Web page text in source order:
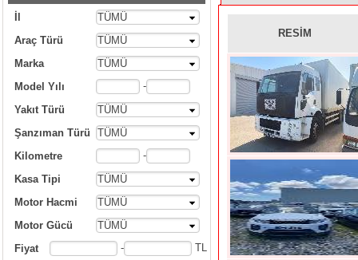
TÜMÜ
Araç Türü
TÜMÜ
Marka
TÜMÜ
Model Yılı
-
Yakıt Türü
TÜMÜ
Şanzıman Türü
TÜMÜ
Kilometre
-
Kasa Tipi
TÜMÜ
Motor Hacmi
TÜMÜ
Motor Gücü
TÜMÜ
Fiyat
- TL
RESİM